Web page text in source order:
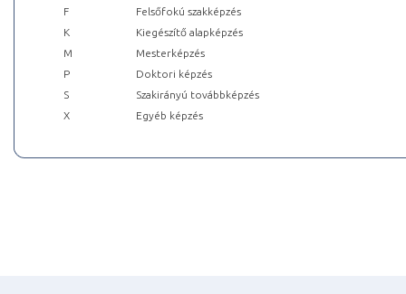
F
Felsőfokú szakképzés
K
Kiegészítő alapképzés
M
Mesterképzés
P
Doktori képzés
S
Szakirányú továbbképzés
X
Egyéb képzés